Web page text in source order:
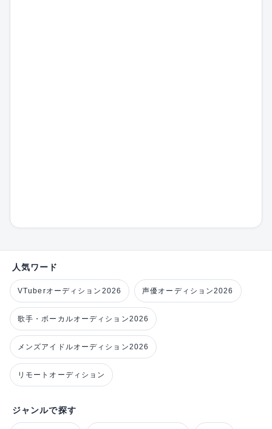
人気ワード
VTuberオーディション2026 声優オーディション2026
歌手・ボーカルオーディション2026
メンズアイドルオーディション2026
リモートオーディション
ジャンルで探す